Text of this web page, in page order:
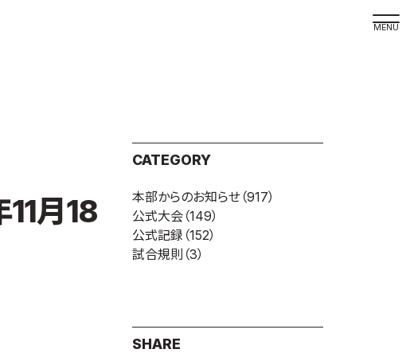
月18
CATEGORY
本部からのお知らせ （917）
公式大会 （149）
公式記録 （152）
試合規則 （3）
SHARE